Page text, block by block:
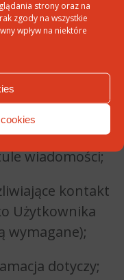
strony oraz na
zgody na wszystkie
wpływ na niektóre
świadczonych
wiadomości;
kontakt
Użytkownika
wymagane);
dotyczy;